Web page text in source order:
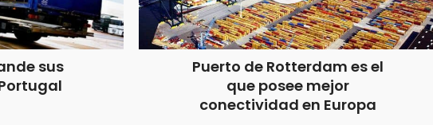
sus
Puerto de Rotterdam es el
que posee mejor
conectividad en Europa